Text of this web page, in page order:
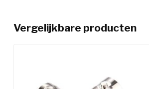
Vergelijkbare producten